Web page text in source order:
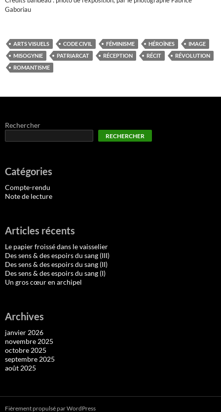
Gaboriau
ARTS VISUELS CODE CIVIL FÉMINISME HÉROÏNES
IMAGE
MISOGYNIE
PATRIARCAT RÉCEPTION RÉCIT
RÉVOLUTION
ROMANTISME
Rechercher
RECHERCHER
Catégories
Compte-rendu
Note de lecture
Articles récents
Le papier froissé dans le vaisselier
Des sens & des espoirs du sang (III)
Des sens & des espoirs du sang (II)
Des sens & des espoirs du sang (I)
Un gros cœur en archipel
Archives
janvier 2026
novembre 2025
octobre 2025
septembre 2025
août 2025
Fièrement propulsé par WordPress